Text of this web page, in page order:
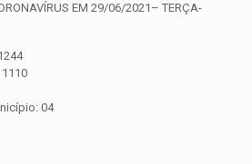
EM 29/06/2021– TERÇA-
04